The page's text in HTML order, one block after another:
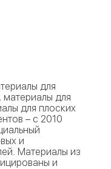
для
материалы для
для плоских
– с 2010
и
Материалы из
и